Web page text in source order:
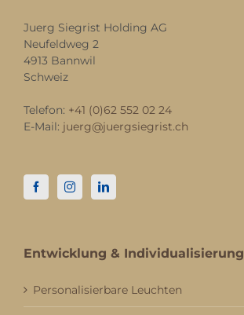
Juerg Siegrist Holding AG
Neufeldweg 2
4913 Bannwil
Schweiz
Telefon: +41 (0)62 552 02 24
E-Mail: juerg@juergsiegrist.ch
Entwicklung & Individualisierung
Personalisierbare Leuchten